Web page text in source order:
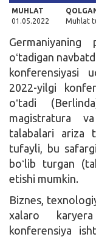
MUHLAT
01.05.2022
Muhlat
oʻtadigan
konferensiyasi
2022-yilgi
oʻtadi
magistratura
talabalari ariza
tufayli, bu
boʻlib turgan
etishi mumkin.
Biznes,
xalaro
konferensiya